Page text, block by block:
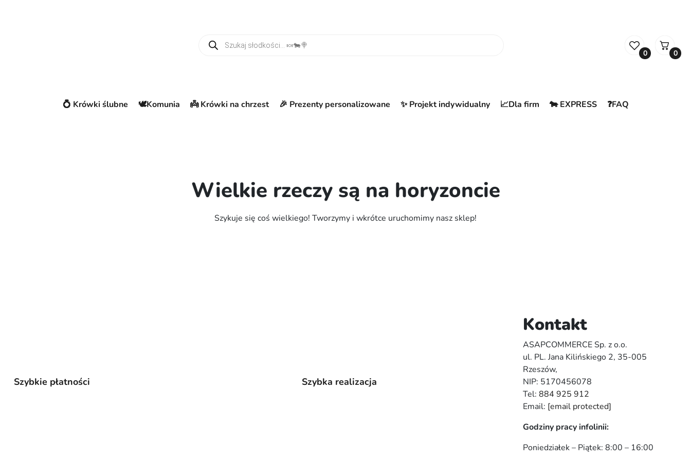
0 0
💍 Krówki ślubne 🕊️Komunia 👼 Krówki na chrzest 🎉 Prezenty personalizowane ✨ Projekt indywidualny 📈Dla firm 🐄 EXPRESS ❓FAQ
Wielkie rzeczy są na horyzoncie
Szykuje się coś wielkiego! Tworzymy i wkrótce uruchomimy nasz sklep!
Szybkie płatności Szybka realizacja
Kontakt
ASAPCOMMERCE Sp. z o.o.
ul. PL. Jana Kilińskiego 2, 35-005
Rzeszów,
NIP: 5170456078
Tel: 884 925 912
Email: [email protected]
Godziny pracy infolinii:
Poniedziałek – Piątek: 8:00 – 16:00